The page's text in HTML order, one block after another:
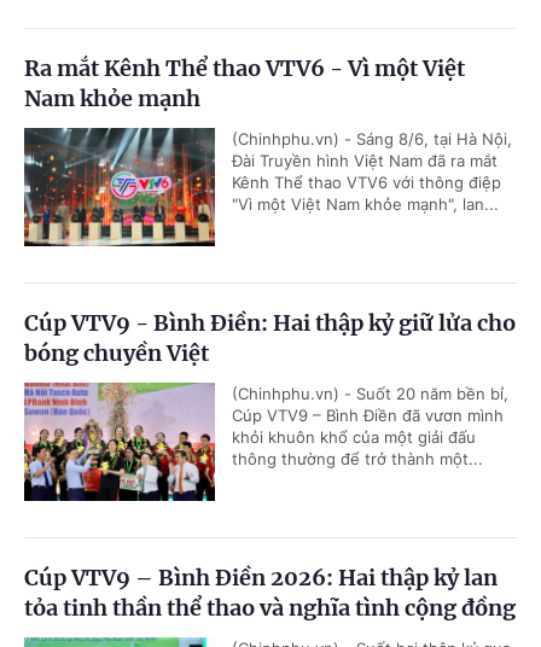
Ra mắt Kênh Thể thao VTV6 - Vì một Việt
Nam khỏe mạnh
(Chinhphu.vn) - Sáng 8/6, tại Hà Nội,
Đài Truyền hình Việt Nam đã ra mắt
Kênh Thể thao VTV6 với thông điệp
"Vì một Việt Nam khỏe mạnh", lan...
Cúp VTV9 - Bình Điền: Hai thập kỷ giữ lửa cho
bóng chuyền Việt
(Chinhphu.vn) - Suốt 20 năm bền bỉ,
Cúp VTV9 – Bình Điền đã vươn mình
khỏi khuôn khổ của một giải đấu
thông thường để trở thành một...
Cúp VTV9 – Bình Điền 2026: Hai thập kỷ lan
tỏa tinh thần thể thao và nghĩa tình cộng đồng